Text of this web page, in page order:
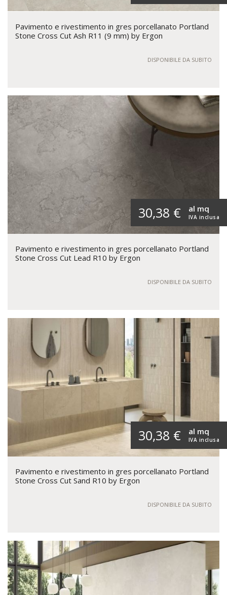
Pavimento e rivestimento in gres porcellanato Portland
Stone Cross Cut Ash R11 (9 mm) by Ergon
DISPONIBILE DA SUBITO
30,38 € IVA inclusa
al mq
Pavimento e rivestimento in gres porcellanato Portland
Stone Cross Cut Lead R10 by Ergon
DISPONIBILE DA SUBITO
30,38 € IVA inclusa
al mq
Pavimento e rivestimento in gres porcellanato Portland
Stone Cross Cut Sand R10 by Ergon
DISPONIBILE DA SUBITO